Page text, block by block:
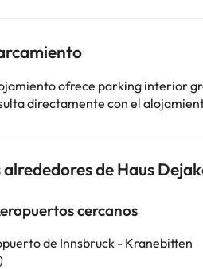
ofrece parking interior
directamente con el
alrededores de Haus
cercanos
de Innsbruck - Kranebitten